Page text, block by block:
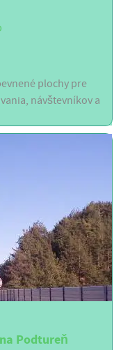
plochy pre
návštevníkov a
Podtureň